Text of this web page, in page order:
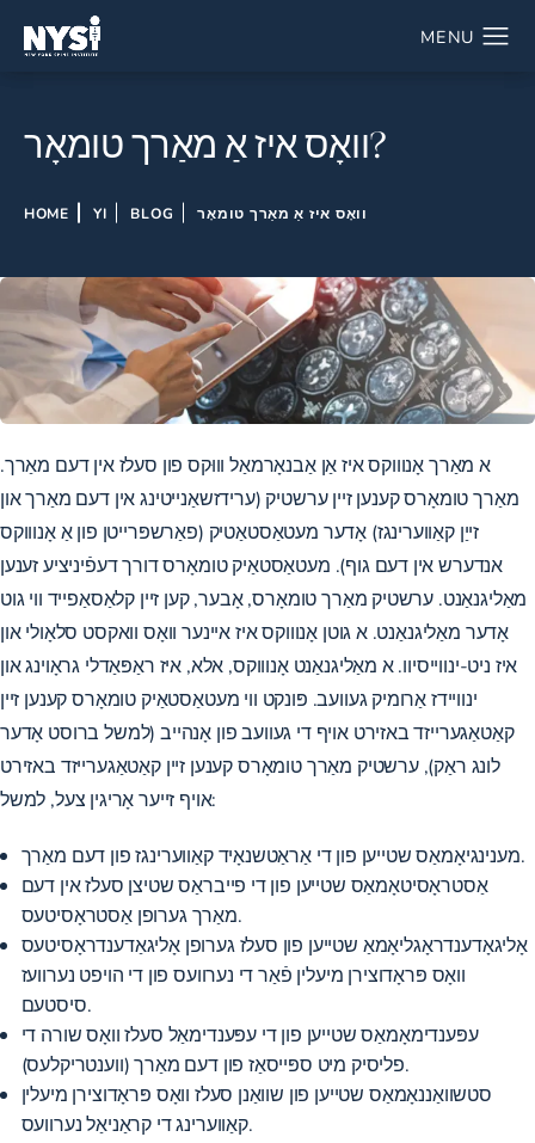
וואָס איז אַ מאַרך טומאָר?
HOME YI BLOG וואָס איז אַ מאַרך טומאָר
א מאַרך אָנוווקס איז אַן אַבנאָרמאַל וווּקס פון סעלז אין דעם מאַרך.
מאַרך טומאָרס קענען זיין ערשטיק (ערידזשאַנייטינג אין דעם מאַרך און
זייַן קאַווערינגז) אָדער מעטאַסטאַטיק (פאַרשפּרייטן פון אַ אָנוווקס
אנדערש אין דעם גוף). מעטאַסטאַיק טומאָרס דורך דעפֿיניציע זענען
מאַליגנאַנט. ערשטיק מאַרך טומאָרס, אָבער, קען זיין קלאַסאַפייד ווי גוט
אָדער מאַליגנאַנט. א גוטן אָנוווקס איז איינער וואָס וואקסט סלאָולי און
איז ניט-ינווייסיוו. א מאַליגנאַנט אָנוווקס, אלא, איז ראַפּאַדלי גראָוינג און
ינוויידז אַרומיק געוועב. פּונקט ווי מעטאַסטאַיק טומאָרס קענען זיין
קאַטאַגערייזד באזירט אויף די געוועב פון אָנהייב (למשל ברוסט אָדער
לונג ראַק), ערשטיק מאַרך טומאָרס קענען זיין קאַטאַגערייזד באזירט
אויף זייער אָריגין צעל, למשל:
מענינגיאָמאַס שטייען פון די אַראַטשנאָיד קאַווערינגז פון דעם מאַרך.
אַסטראָסיטאָמאַס שטייען פון די פייבראַס שטיצן סעלז אין דעם
מאַרך גערופן אַסטראָסיטעס.
אָליגאָדענדראָגליאָמאַ שטייען פון סעלז גערופן אָליגאַדענדראָסיטעס
וואָס פּראָדוצירן מיעלין פֿאַר די נערוועס פון די הויפט נערוועז
סיסטעם.
עפּענדימאָמאַס שטייען פון די עפּענדימאַל סעלז וואָס שורה די
פליסיק מיט ספּייסאַז פון דעם מאַרך (ווענטריקלעס).
סטשוואַננאָמאַס שטייען פון שוואַנן סעלז וואָס פּראָדוצירן מיעלין
קאַווערינג די קראַניאַל נערוועס.